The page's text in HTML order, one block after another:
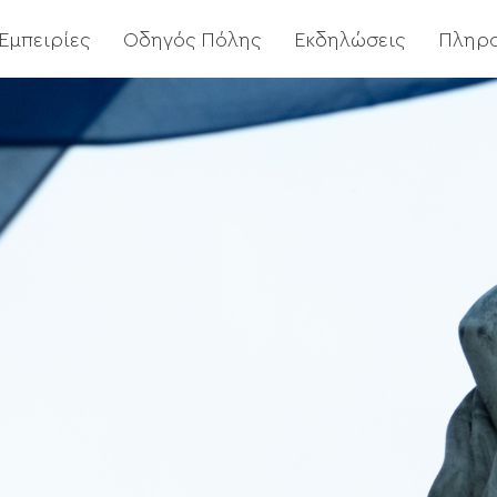
Εμπειρίες Οδηγός Πόλης Εκδηλώσεις